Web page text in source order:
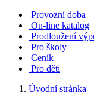
Provozní doba
On-line katalog
Prodloužení
Pro školy
Ceník
Pro děti
Úvodní stránka